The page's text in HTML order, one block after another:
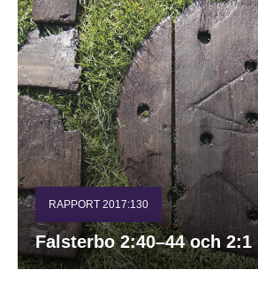
RAPPORT 2017:130
Falsterbo 2:40–44 och 2:1